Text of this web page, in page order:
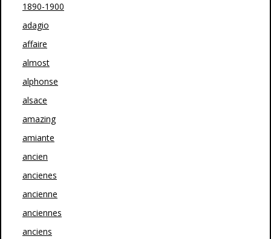
1890-1900
adagio
affaire
almost
alphonse
alsace
amazing
amiante
ancien
ancienes
ancienne
anciennes
anciens